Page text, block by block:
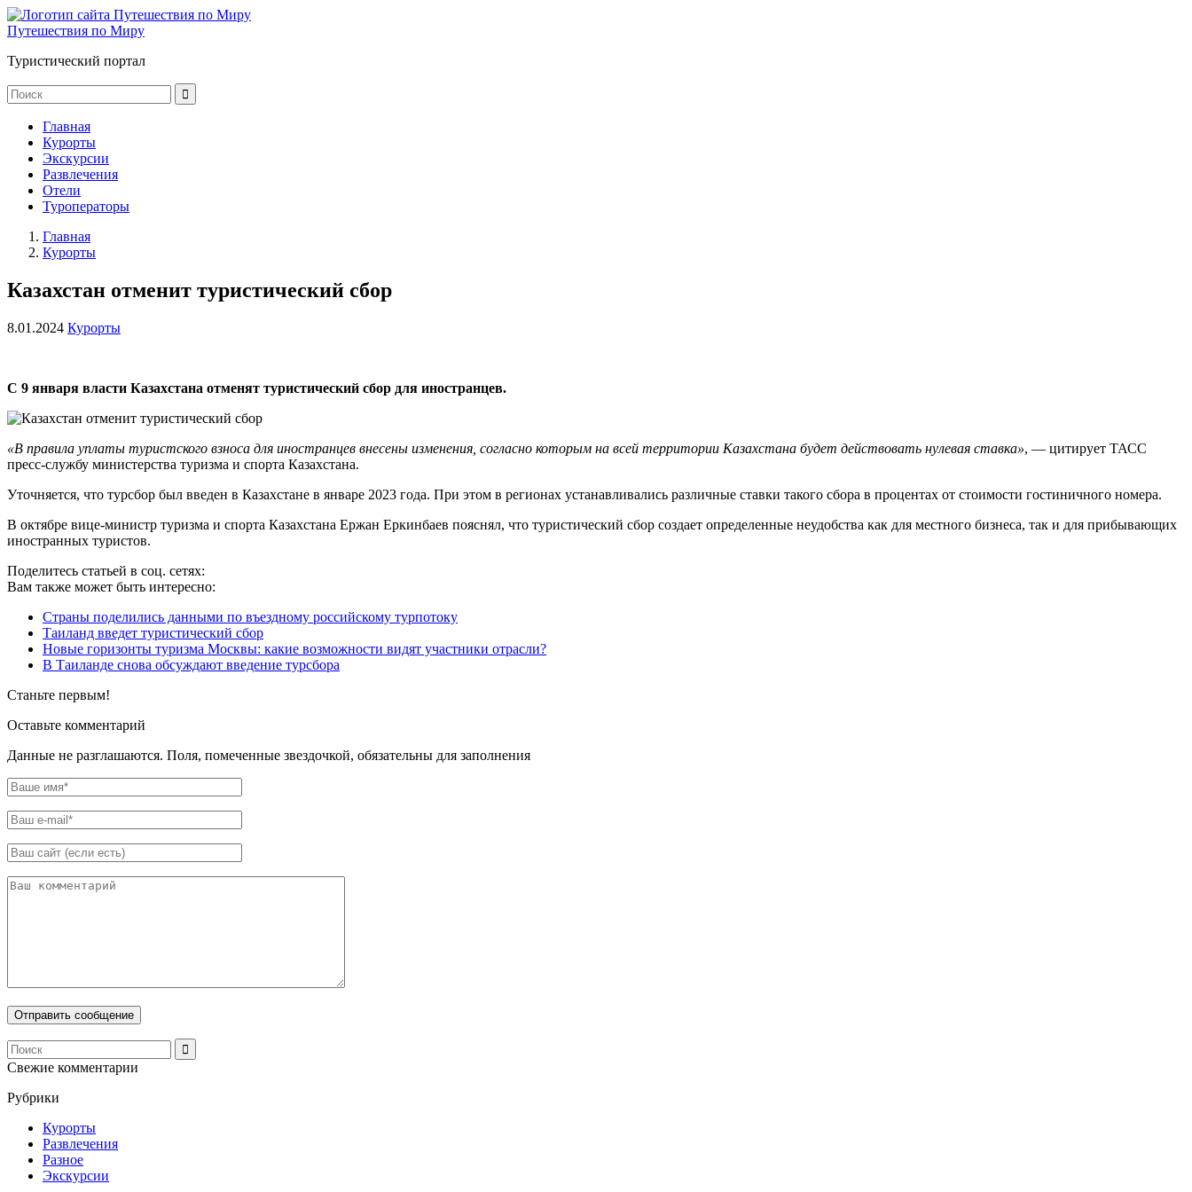
Путешествия по Миру
Туристический портал
Главная
Курорты
Экскурсии
Развлечения
Отели
Туроператоры
Главная
Курорты
Казахстан отменит туристический сбор
8.01.2024 Курорты
С 9 января власти Казахстана отменят туристический сбор для иностранцев.
«В правила уплаты туристского взноса для иностранцев внесены изменения, согласно которым на всей территории Казахстана будет действовать нулевая ставка», — цитирует ТАСС
пресс-службу министерства туризма и спорта Казахстана.
Уточняется, что турсбор был введен в Казахстане в январе 2023 года. При этом в регионах устанавливались различные ставки такого сбора в процентах от стоимости гостиничного номера.
В октябре вице-министр туризма и спорта Казахстана Ержан Еркинбаев пояснял, что туристический сбор создает определенные неудобства как для местного бизнеса, так и для прибывающих
иностранных туристов.
Поделитесь статьей в соц. сетях:
Вам также может быть интересно:
Страны поделились данными по въездному российскому турпотоку
Таиланд введет туристический сбор
Новые горизонты туризма Москвы: какие возможности видят участники отрасли?
В Таиланде снова обсуждают введение турсбора
Станьте первым!
Оставьте комментарий
Данные не разглашаются. Поля, помеченные звездочкой, обязательны для заполнения
Свежие комментарии
Рубрики
Курорты
Развлечения
Разное
Экскурсии